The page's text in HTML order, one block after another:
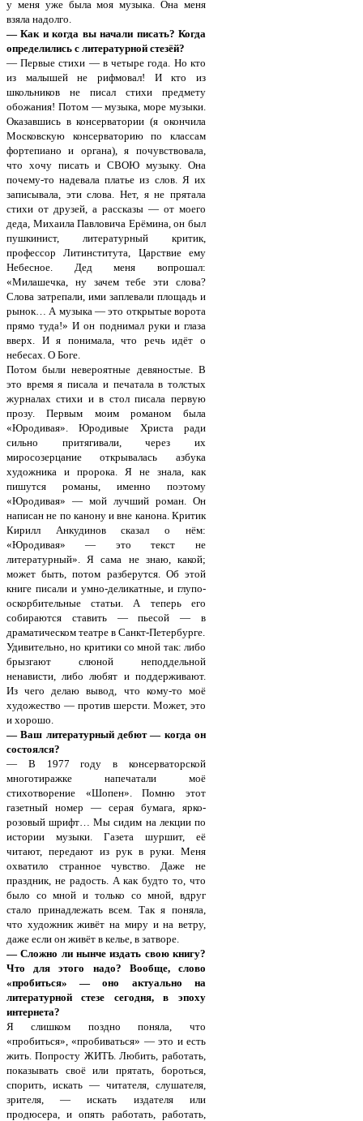
у меня уже была моя музыка. Она меня
взяла надолго.
— Как и когда вы начали писать? Когда
определились с литературной стезёй?
— Первые стихи — в четыре года. Но кто
из малышей не рифмовал! И кто из
школьников не писал стихи предмету
обожания! Потом — музыка, море музыки.
Оказавшись в консерватории (я окончила
Московскую консерваторию по классам
фортепиано и органа), я почувствовала,
что хочу писать и СВОЮ музыку. Она
почему-то надевала платье из слов. Я их
записывала, эти слова. Нет, я не прятала
стихи от друзей, а рассказы — от моего
деда, Михаила Павловича Ерёмина, он был
пушкинист, литературный критик,
профессор Литинститута, Царствие ему
Небесное. Дед меня вопрошал:
«Милашечка, ну зачем тебе эти слова?
Слова затрепали, ими заплевали площадь и
рынок… А музыка — это открытые ворота
прямо туда!» И он поднимал руки и глаза
вверх. И я понимала, что речь идёт о
небесах. О Боге.
Потом были невероятные девяностые. В
это время я писала и печатала в толстых
журналах стихи и в стол писала первую
прозу. Первым моим романом была
«Юродивая». Юродивые Христа ради
сильно притягивали, через их
миросозерцание открывалась азбука
художника и пророка. Я не знала, как
пишутся романы, именно поэтому
«Юродивая» — мой лучший роман. Он
написан не по канону и вне канона. Критик
Кирилл Анкудинов сказал о нём:
«Юродивая» — это текст не
литературный». Я сама не знаю, какой;
может быть, потом разберутся. Об этой
книге писали и умно-деликатные, и глупо-
оскорбительные статьи. А теперь его
собираются ставить — пьесой — в
драматическом театре в Санкт-Петербурге.
Удивительно, но критики со мной так: либо
брызгают слюной неподдельной
ненависти, либо любят и поддерживают.
Из чего делаю вывод, что кому-то моё
художество — против шерсти. Может, это
и хорошо.
— Ваш литературный дебют — когда он
состоялся?
— В 1977 году в консерваторской
многотиражке напечатали моё
стихотворение «Шопен». Помню этот
газетный номер — серая бумага, ярко-
розовый шрифт… Мы сидим на лекции по
истории музыки. Газета шуршит, её
читают, передают из рук в руки. Меня
охватило странное чувство. Даже не
праздник, не радость. А как будто то, что
было со мной и только со мной, вдруг
стало принадлежать всем. Так я поняла,
что художник живёт на миру и на ветру,
даже если он живёт в келье, в затворе.
— Сложно ли нынче издать свою книгу?
Что для этого надо? Вообще, слово
«пробиться» — оно актуально на
литературной стезе сегодня, в эпоху
интернета?
Я слишком поздно поняла, что
«пробиться», «пробиваться» — это и есть
жить. Попросту ЖИТЬ. Любить, работать,
показывать своё или прятать, бороться,
спорить, искать — читателя, слушателя,
зрителя, — искать издателя или
продюсера, и опять работать, работать,